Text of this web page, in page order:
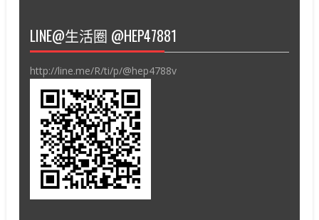
LINE@生活圈 @HEP47881
http://line.me/R/ti/p/@hep4788v